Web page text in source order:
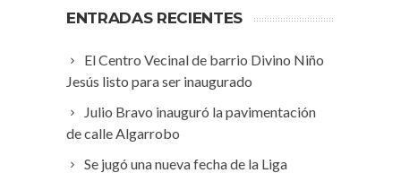
ENTRADAS RECIENTES
El Centro Vecinal de barrio Divino Niño
Jesús listo para ser inaugurado
Julio Bravo inauguró la pavimentación
de calle Algarrobo
Se jugó una nueva fecha de la Liga